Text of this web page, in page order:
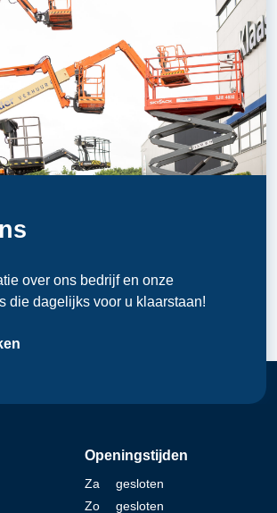
over ons bedrijf en onze
die dagelijks voor u klaarstaan!
Openingstijden
Za
gesloten
Zo
gesloten